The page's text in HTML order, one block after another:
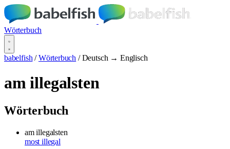
Wörterbuch
babelfish / Wörterbuch / Deutsch → Englisch
am illegalsten
Wörterbuch
am illegalsten
most illegal